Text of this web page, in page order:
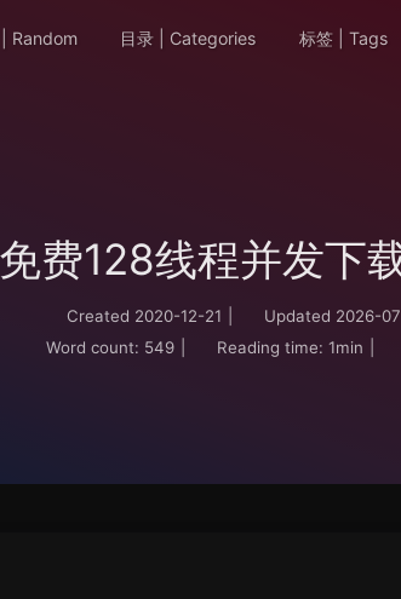
Random 目录 | Categories 标签 | Tags
免费128线程并发下
Created 2020-12-21 Updated 2026-
Word count: 549 Reading time: 1min